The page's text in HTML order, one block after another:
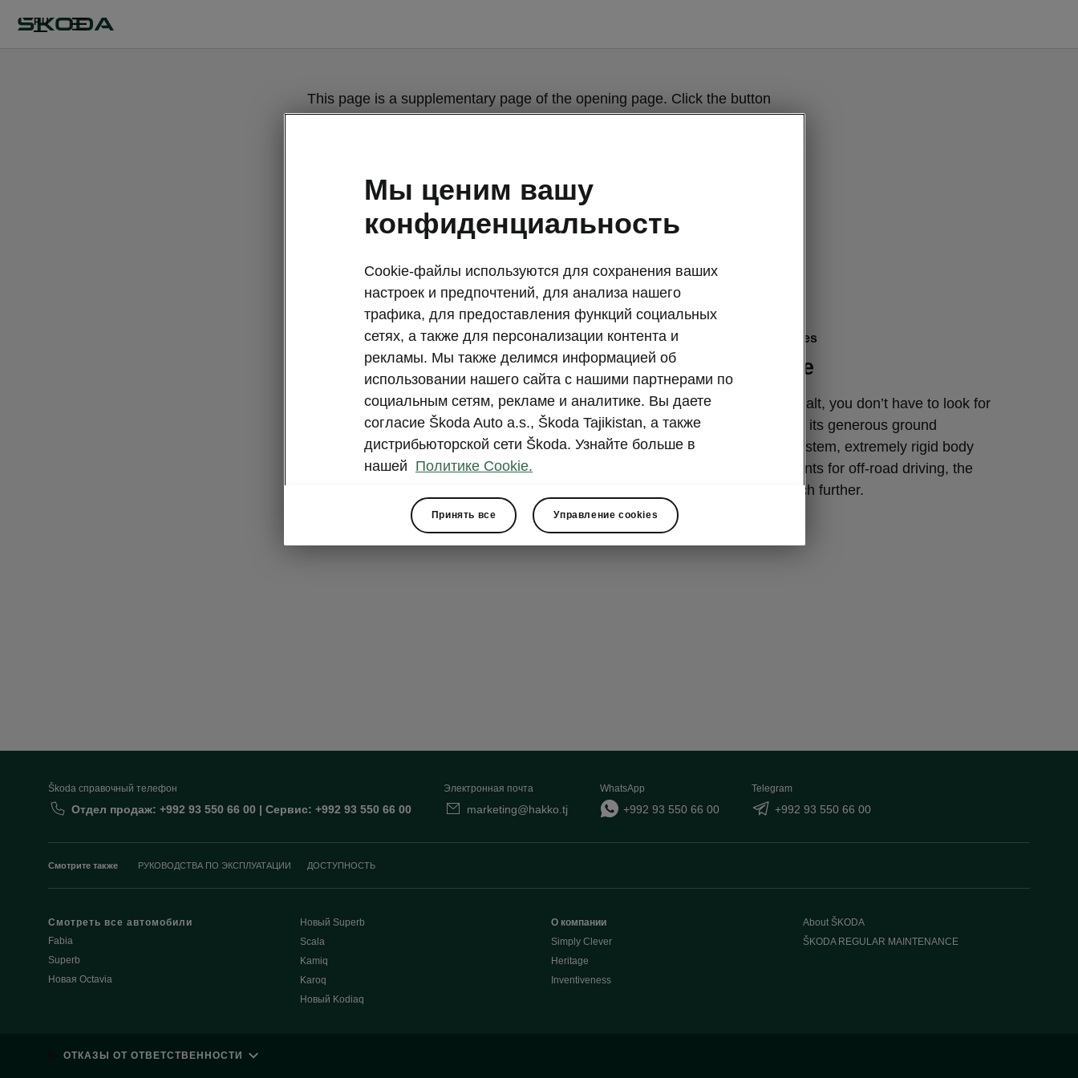
RU
This page is a supplementary page of the opening page. Click the button
Škoda Karoq off-road features
Ability to explore
When you drive off the asphalt, you don’t have to look for
a place to park the car. With its generous ground
clearance, intelligent 4×4 system, extremely rigid body
and set of electronic assistants for off-road driving, the
Karoq will take you that much further.
Škoda cправочный телефон
Отдел продаж: +992 93 550 66 00 | Сервис: +992 93 550 66 00
Электронная почта
marketing@hakko.tj
WhatsApp
+992 93 550 66 00
Telegram
+992 93 550 66 00
Смотрите также РУКОВОДСТВА ПО ЭКСПЛУАТАЦИИ ДОСТУПНОСТЬ
Смотреть все автомобили
Fabia
Superb
Новая Octavia
Новый Superb
Scala
Kamiq
Karoq
Новый Kodiaq
О компании
Simply Clever
Heritage
Inventiveness
About ŠKODA
ŠKODA REGULAR MAINTENANCE
ОТКАЗЫ ОТ ОТВЕТСТВЕННОСТИ
Мы ценим вашу
конфиденциальность
Cookie-файлы используются для сохранения ваших
настроек и предпочтений, для анализа нашего
трафика, для предоставления функций социальных
сетях, а также для персонализации контента и
рекламы. Мы также делимся информацией об
использовании нашего сайта с нашими партнерами по
социальным сетям, рекламе и аналитике. Вы даете
согласие Škoda Auto a.s., Škoda Tajikistan, а также
дистрибьюторской сети Škoda. Узнайте больше в
нашей Политике Cookie.
Принять все Управление cookies